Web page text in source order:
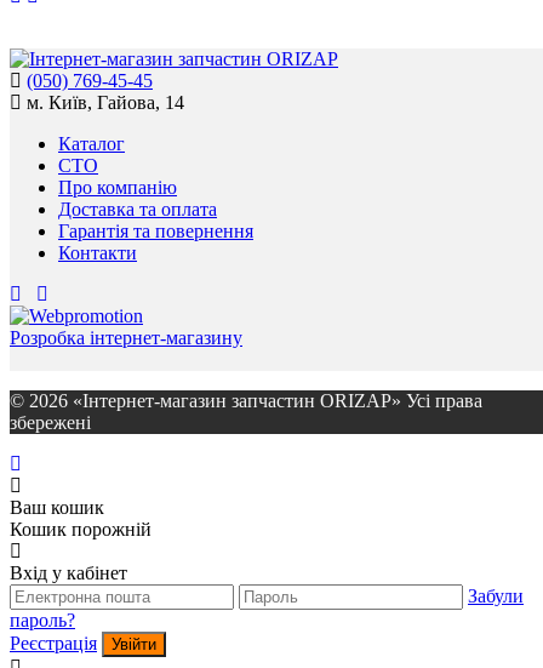
(050) 769-45-45
м. Київ, Гайова, 14
Каталог
СТО
Про компанію
Доставка та оплата
Гарантія та повернення
Контакти
Розробка інтернет-магазину
© 2026 «Інтернет-магазин запчастин ORIZAP» Усі права
збережені
Ваш кошик
Кошик порожній
Вхід у кабінет
Забули
пароль?
Реєстрація
Увійти